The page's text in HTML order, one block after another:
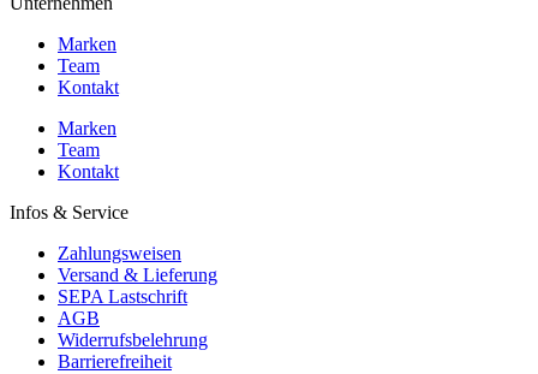
Marken
Team
Kontakt
Marken
Team
Kontakt
Infos & Service
Zahlungsweisen
Versand & Lieferung
SEPA Lastschrift
AGB
Widerrufsbelehrung
Barrierefreiheit